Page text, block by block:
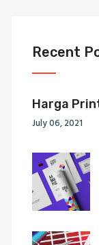
Recent
Harga
July 06, 2021